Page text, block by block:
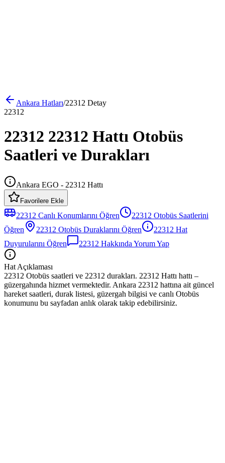
Ankara Hatları/22312 Detay
22312
22312 22312 Hattı Otobüs
Saatleri ve Durakları
Ankara EGO - 22312 Hattı
Favorilere Ekle
22312 Canlı Konumlarını Öğren 22312 Otobüs Saatlerini
Öğren
22312 Otobüs Duraklarını Öğren 22312 Hat
Duyurularını Öğren
22312 Hakkında Yorum Yap
Hat Açıklaması
22312 Otobüs saatleri ve 22312 durakları. 22312 Hattı hattı –
güzergahında hizmet vermektedir. Ankara 22312 hattına ait güncel
hareket saatleri, durak listesi, güzergah bilgisi ve canlı Otobüs
konumunu bu sayfadan anlık olarak takip edebilirsiniz.